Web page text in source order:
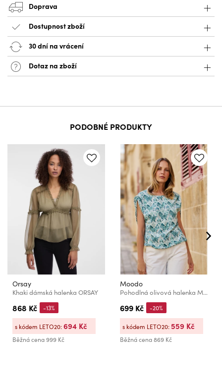
Doprava
Dostupnost zboží
30 dní na vrácení
Dotaz na zboží
PODOBNÉ PRODUKTY
Orsay
Khaki dámská halenka ORSAY
868 Kč
Běžná cena999 Kč
-13%
s kódem LETO20:694 Kč
Moodo
Pohodlná olivová halenka Moodo
699 Kč
Běžná cena869 Kč
-20%
s kódem LETO20:559 Kč